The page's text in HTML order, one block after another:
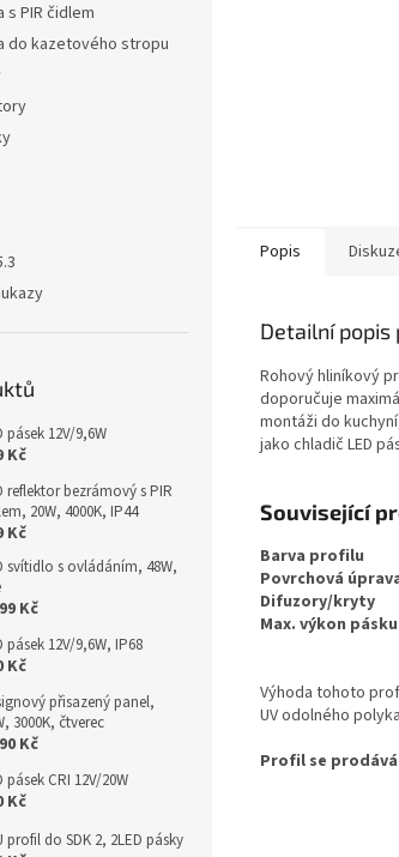
s PIR čidlem
do kazetového stropu
pásek 12V/9,6W
Kč
reflektor bezrámový s PIR
20W, 4000K, IP44
Kč
svítidlo s ovládáním, 48W,
Kč
pásek 12V/9,6W, IP68
Kč
přisazený panel,
3000K, čtverec
Kč
pásek CRI 12V/20W
Kč
profil do SDK 2, 2LED pásky
Popis
Detailní popis
Rohový hliníkový
doporučuje
montáži do
jako chladič LED
Související
Barva profilu
Povrchová
Difuzory/kryty
Max. výkon pásku
Výhoda tohoto
UV odolného
Profil se